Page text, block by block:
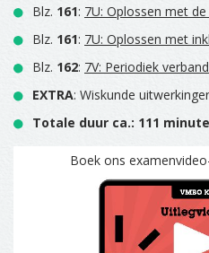
Blz. 161: 7U: Oplossen met
Blz. 161: 7U: Oplossen met
Blz. 162: 7V: Periodiek verband
EXTRA: Wiskunde
Totale duur ca.: 111
Boek ons